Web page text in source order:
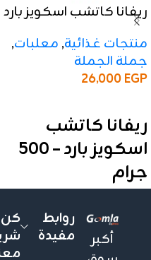
ريفانا كاتشب اسكويز بارد
– 500 جرام
منتجات غذائية, معلبات,
جملة الجملة
26,000EGP
ريفانا كاتشب
اسكويز بارد – 500
جرام
500 جرام
بارد
أكبر
روابط
مفيدة
كن